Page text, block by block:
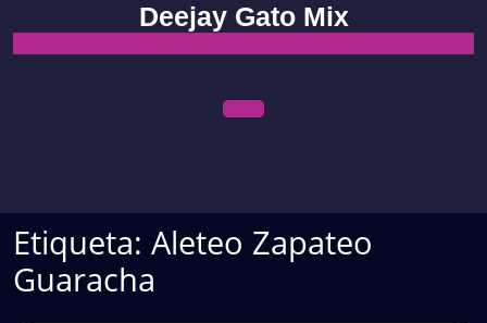
content
Deejay Gato Mix
Etiqueta: Aleteo Zapateo
Guaracha